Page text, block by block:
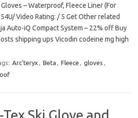
– Waterproof, Fleece Liner (For
Video Rating: / 5 Get Other related
Auto-iQ Compact System – 22% off Buy
shipping ups Vicodin codeine mg high
Arc'teryx , Beta , Fleece , gloves ,
Ski Glove and